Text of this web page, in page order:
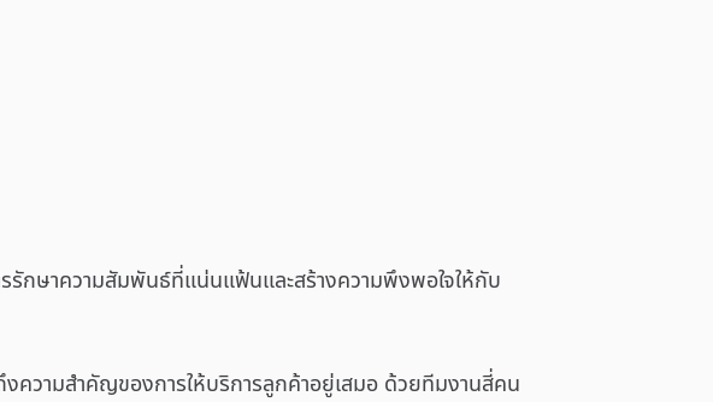
กษาความสัมพันธ์ที่แน่นแฟ้นและสร้างความพึงพอใจให้กับ
วามสำคัญของการให้บริการลูกค้าอยู่เสมอ ด้วยทีมงานสี่คน